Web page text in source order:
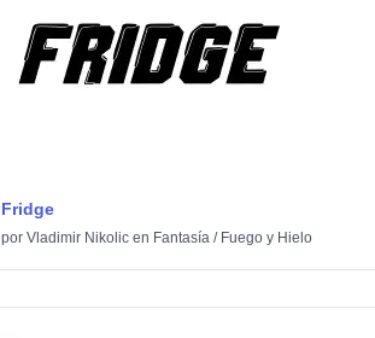
Fridge
por Vladimir Nikolic en Fantasía / Fuego y Hielo